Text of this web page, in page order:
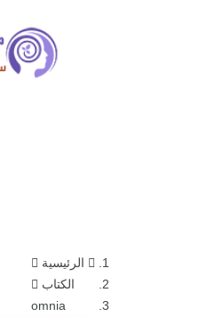
الرئيسية
الكتاب
omnia